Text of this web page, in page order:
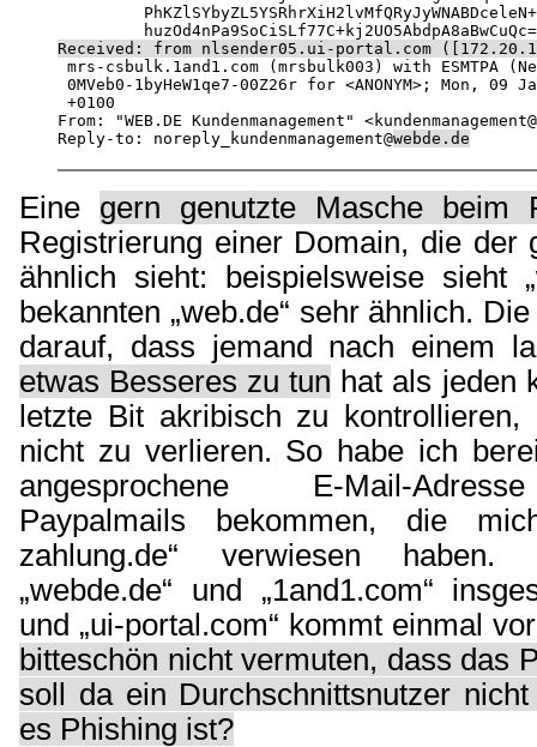
Received: from nlsender05.ui-portal.com
mrs-csbulk.1and1.com (mrsbulk003) with ESMTPA
0MVeb0-1byHeW1qe7-00Z26r for <ANONYM>; Mon, 09
+0100
From: "WEB.DE Kundenmanagement" <kundenmanagement@
Reply-to: noreply_kundenmanagement@webde.de
Eine gern genutzte Masche beim
Registrierung einer Domain, die der
ähnlich sieht: beispielsweise sieht
bekannten „web.de“ sehr ähnlich.
darauf, dass jemand nach einem
etwas Besseres zu tun hat als jeden
letzte Bit akribisch zu
nicht zu verlieren. So habe ich
angesprochene E-Mail-
Paypalmails bekommen, die
zahlung.de“ verwiesen haben.
„webde.de“ und „1and1.com“
und „ui-portal.com“ kommt einmal
bitteschön nicht vermuten, dass das
soll da ein Durchschnittsnutzer
es Phishing ist?